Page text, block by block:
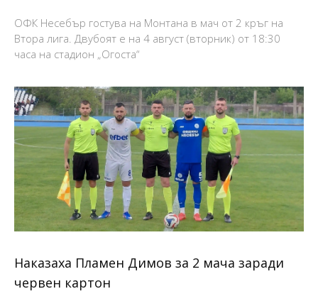
ОФК Несебър гостува на Монтана в мач от 2 кръг на
Втора лига. Двубоят е на 4 август (вторник) от 18:30
часа на стадион „Огоста“
Наказаха Пламен Димов за 2 мача заради
червен картон